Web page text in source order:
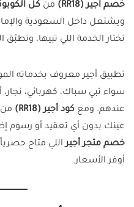
خصم أجير (RR18)
من كل
ويشتغل داخل السعودية
تختار الخدمة اللي تبيها،
تطبيق أجير معروف بخدماته
سواء تبي سباك، كهربائي،
عندهم. ومع كود أجير (RR18) من
عينك بدون أي تعقيد أو رسوم
خصم متجر أجيراللي متاح
أوفر الأسعار.